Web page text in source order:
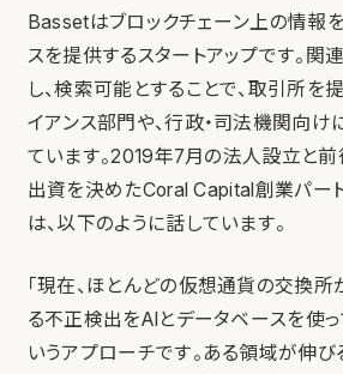
Bassetはブロックチェーン上の情報
スを提供するスタートアップです。関
し、検索可能とすることで、取引所を
イアンス部門や、行政・司法機関向け
ています。2019年7月の法人設立と
出資を決めたCoral Capital創業パー
は、以下のように話しています。
「現在、ほとんどの仮想通貨の交換
る不正検出をAIとデータベースを使
いうアプローチです。ある領域が伸